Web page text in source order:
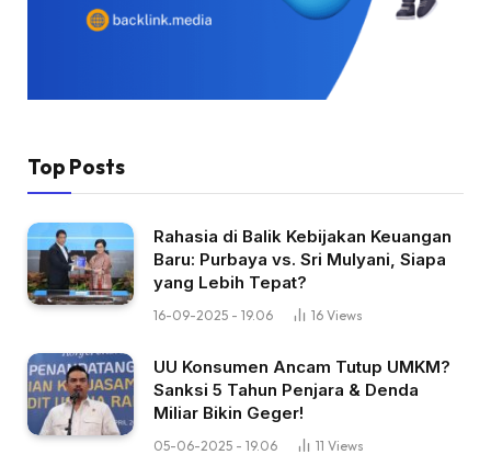
Top Posts
Rahasia di Balik Kebijakan Keuangan
Baru: Purbaya vs. Sri Mulyani, Siapa
yang Lebih Tepat?
16-09-2025 - 19.06 16 Views
UU Konsumen Ancam Tutup UMKM?
Sanksi 5 Tahun Penjara & Denda
Miliar Bikin Geger!
05-06-2025 - 19.06 11 Views